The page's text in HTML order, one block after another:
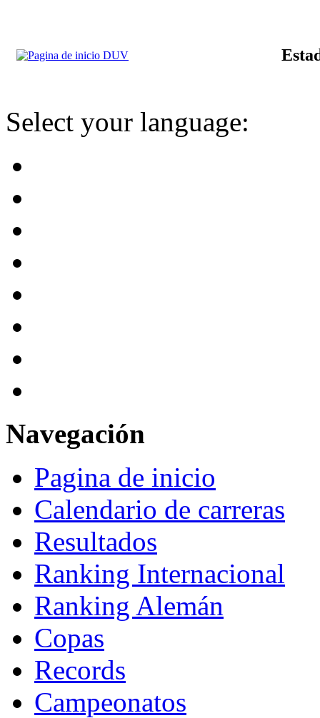
Select your language:
Navegación
Pagina de inicio
Calendario de carreras
Resultados
Ranking Internacional
Ranking Alemán
Copas
Records
Campeonatos